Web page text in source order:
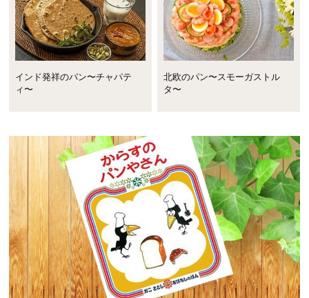
インド発祥のパン〜チャパテ
ィ〜
北欧のパン〜スモーガストル
タ〜